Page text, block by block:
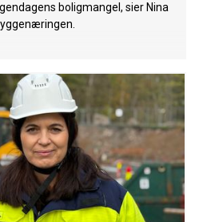
boligmangel, sier Nina